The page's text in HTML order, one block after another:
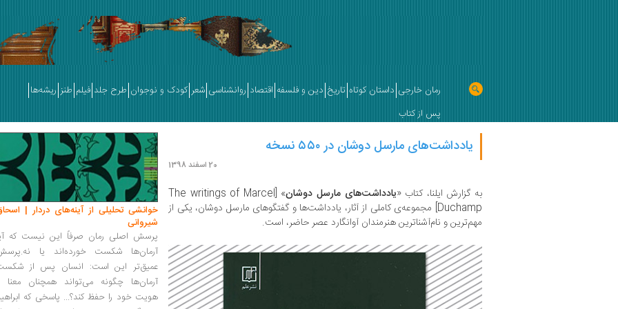
رمان خارجی داستان کوتاه تاریخ دین و فلسفه اقتصاد روانشناسی شعر کودک و نوجوان طرح جلد فیلم طنز ریشه‌ها
پس از کتاب
یادداشت‌های مارسل دوشان در ۵۵۰ نسخه
20 اسفند 1398
به گزارش ایلنا، کتاب «یادداشت‌های مارسل دوشان
» [The writings of Marcel
Duchamp] مجموعه‌‌ی کاملی از آثار، یادداشت‌‌ها و گفتگو‌های مارسل دوشان‬، یکی از
مهم‌ترین و نام‌‌آشناترین هنرمندان آوانگارد عصر حاضر، است.
خوانشی تحلیلی از آینه‌های دردار |
شیروانی
پرسش اصلی رمان صرفاً این نیست که
آرمان‌ها شکست خورده‌اند یا
عمیق‌تر این است: انسان پس از
آرمان‌ها چگونه می‌تواند همچنان معنا
هویت خود را حفظ کند؟... پاسخی که